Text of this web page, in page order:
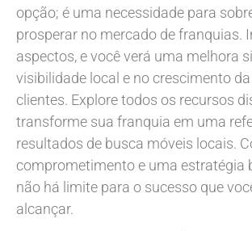
opção; é uma necessidade para
prosperar no mercado de franquias.
aspectos, e você verá uma melhora
visibilidade local e no crescimento
clientes. Explore todos os recursos
transforme sua franquia em uma
resultados de busca móveis locais.
comprometimento e uma estratégia
não há limite para o sucesso que
alcançar.